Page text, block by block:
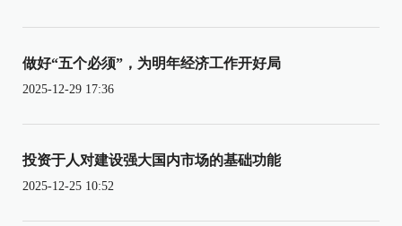
做好“五个必须”，为明年经济工作开好局
2025-12-29 17:36
投资于人对建设强大国内市场的基础功能
2025-12-25 10:52